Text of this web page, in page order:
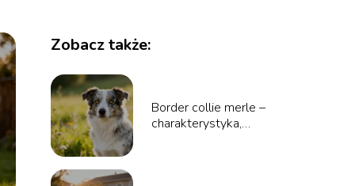
Zobacz także:
Border collie merle –
charakterystyka,